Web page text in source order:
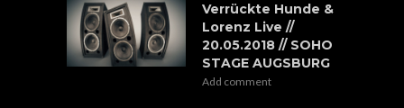
Verrückte Hunde &
Lorenz Live //
20.05.2018 // SOHO
STAGE AUGSBURG
Add comment